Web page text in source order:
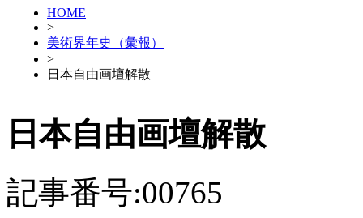
HOME
>
美術界年史（彙報）
>
日本自由画壇解散
日本自由画壇解散
記事番号:00765